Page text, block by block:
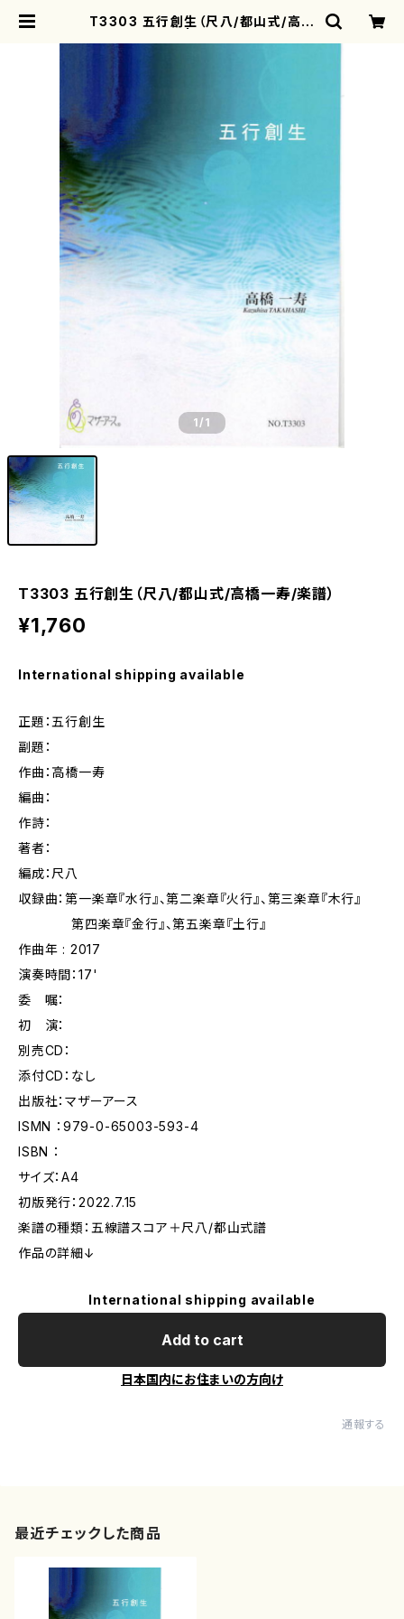
T3303 五行創生（尺八/都山式/高橋
1/1
T3303 五行創生（尺八/都山式/高橋一寿/楽譜）
¥1,760
International shipping available
正題：五行創生
副題：
作曲：高橋一寿
編曲：
作詩：
著者：
編成：尺八
収録曲：第一楽章『水行』、第二楽章『火行』、第三楽章『木行』
第四楽章『金行』、第五楽章『土行』
作曲年 : 2017
演奏時間：17'
委 嘱：
初 演：
別売CD：
添付CD：なし
出版社：マザーアース
ISMN ：979-0-65003-593-4
ISBN ：
サイズ：A4
初版発行：2022.7.15
楽譜の種類：五線譜スコア＋尺八/都山式譜
作品の詳細↓
International shipping available
Add to cart
日本国内にお住まいの方向け
通報する
最近チェックした商品